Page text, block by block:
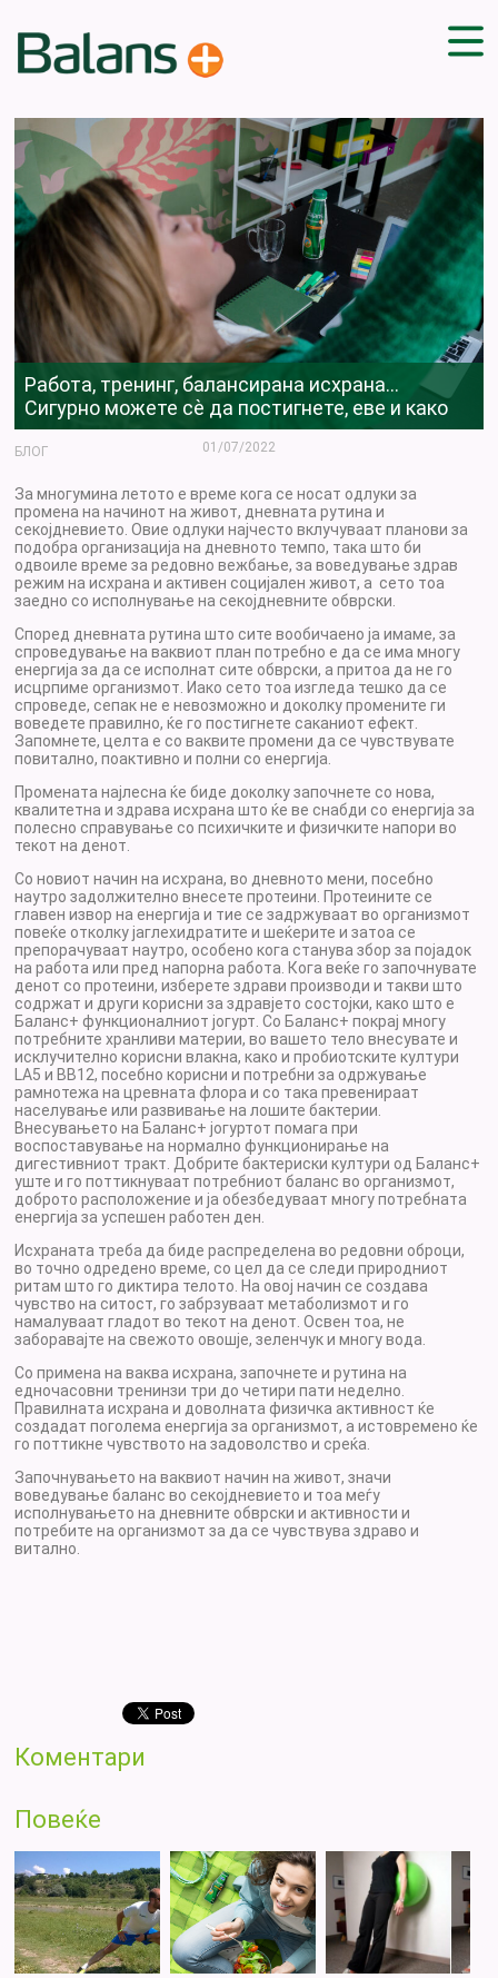
ДОМА
СОВЕТИ
ВЕЖБИ
ПЛАН ЗА ИСХРАНА
ЗДРАВИ РЕЦЕПТИ
БЛОГ
ПРОИЗВОДИ
КАМПАЊИ
ЧПП
Работа, тренинг, балансирана исхрана…
Сигурно можете сѐ да постигнете, еве и како
БЛОГ 01/07/2022
За многумина летото е време кога се носат одлуки за
промена на начинот на живот, дневната рутина и
секојдневието. Овие одлуки најчесто вклучуваат планови за
подобра организација на дневното темпо, така што би
одвоиле време за редовно вежбање, за воведување здрав
режим на исхрана и активен социјален живот, а сето тоа
заедно со исполнување на секојдневните обврски.
Според дневната рутина што сите вообичаено ја имаме, за
спроведување на ваквиот план потребно е да се има многу
енергија за да се исполнат сите обврски, а притоа да не го
исцрпиме организмот. Иако сето тоа изгледа тешко да се
спроведе, сепак не е невозможно и доколку промените ги
воведете правилно, ќе го постигнете саканиот ефект.
Запомнете, целта е со ваквите промени да се чувствувате
повитално, поактивно и полни со енергија.
Промената најлесна ќе биде доколку започнете со нова,
квалитетна и здрава исхрана што ќе ве снабди со енергија за
полесно справување со психичките и физичките напори во
текот на денот.
Со новиот начин на исхрана, во дневното мени, посебно
наутро задолжително внесете протеини. Протеините се
главен извор на енергија и тие се задржуваат во организмот
повеќе отколку јаглехидратите и шеќерите и затоа се
препорачуваат наутро, особено кога станува збор за појадок
на работа или пред напорна работа. Кога веќе го започнувате
денот со протеини, изберете здрави производи и такви што
содржат и други корисни за здравјето состојки, како што е
Баланс+ функционалниот јогурт. Со Баланс+ покрај многу
потребните хранливи материи, во вашето тело внесувате и
исклучително корисни влакна, како и пробиотските култури
LA5 и BB12, посебно корисни и потребни за одржување
рамнотежа на цревната флора и со така превенираат
населување или развивање на лошите бактерии.
Внесувањето на Баланс+ јогуртот помага при
воспоставување на нормално функционирање на
дигестивниот тракт. Добрите бактериски култури од Баланс+
уште и го поттикнуваат потребниот баланс во организмот,
доброто расположение и ја обезбедуваат многу потребната
енергија за успешен работен ден.
Исхраната треба да биде распределена во редовни оброци,
во точно одредено време, со цел да се следи природниот
ритам што го диктира телото. На овој начин се создава
чувство на ситост, го забрзуваат метаболизмот и го
намалуваат гладот ​​во текот на денот. Освен тоа, не
заборавајте на свежото овошје, зеленчук и многу вода.
Со примена на ваква исхрана, започнете и рутина на
едночасовни тренинзи три до четири пати неделно.
Правилната исхрана и доволната физичка активност ќе
создадат поголема енергија за организмот, а истовремено ќе
го поттикне чувството на задоволство и среќа.
Започнувањето на ваквиот начин на живот, значи
воведување баланс во секојдневието и тоа меѓу
исполнувањето на дневните обврски и активности и
потребите на организмот за да се чувствува здраво и
витално.
Коментари
Повеќе